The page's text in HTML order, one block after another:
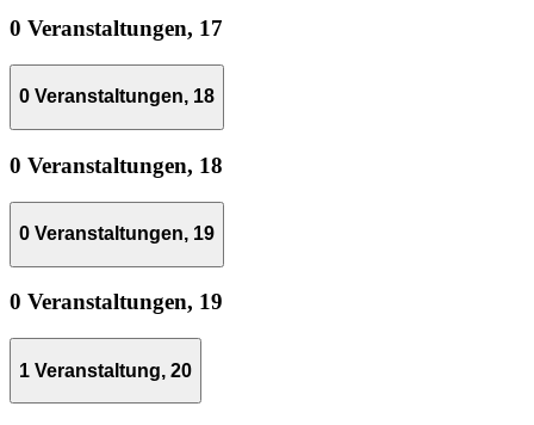
0 Veranstaltungen, 17
0 Veranstaltungen, 18
0 Veranstaltungen, 18
0 Veranstaltungen, 19
0 Veranstaltungen, 19
1 Veranstaltung, 20